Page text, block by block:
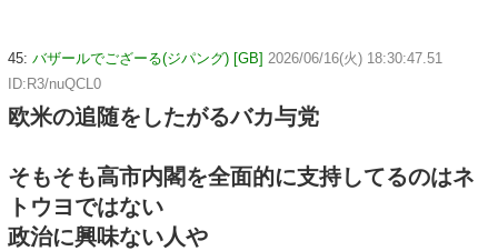
45: バザールでござーる(ジパング) [GB] 2026/06/16(火) 18:30:47.51
ID:R3/nuQCL0
欧米の追随をしたがるバカ与党
そもそも高市内閣を全面的に支持してるのはネ
トウヨではない
政治に興味ない人や